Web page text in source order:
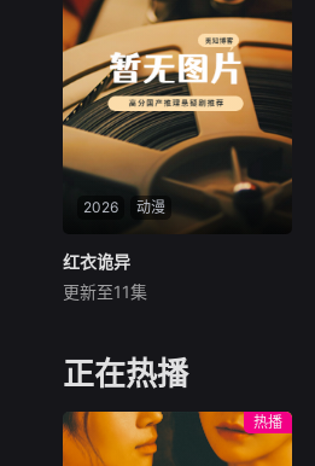
2026 动漫
红衣诡异
未知
给妹妹报仇，竟化身最强红衣
诡异
红衣诡异
更新至11集
正在热播
热播